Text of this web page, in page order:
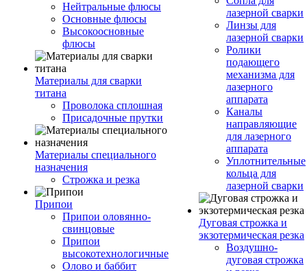
Нейтральные флюсы
Основные флюсы
Высокоосновные
флюсы
Материалы для сварки
титана
Проволока сплошная
Присадочные прутки
Материалы специального
назначения
Строжка и резка
Припои
Припои оловянно-
свинцовые
Припои
высокотехнологичные
Олово и баббит
лазерной сварки
Линзы для
лазерной сварки
Ролики
подающего
механизма для
лазерного
аппарата
Каналы
направляющие
для лазерного
аппарата
Уплотнительные
кольца для
лазерной сварки
Дуговая строжка и
экзотермическая резка
Воздушно-
дуговая строжка